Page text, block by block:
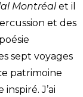
Montréal et il
et des
sept voyages
patrimoine
J’ai